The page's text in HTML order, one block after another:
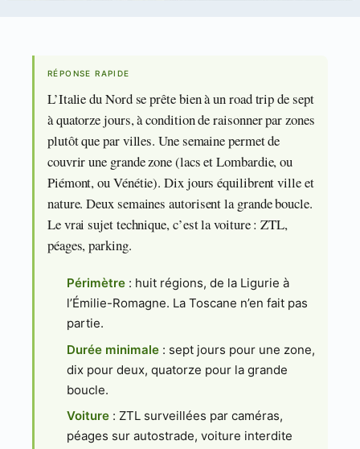
RÉPONSE RAPIDE
L’Italie du Nord se prête bien à un road trip de sept
à quatorze jours, à condition de raisonner par zones
plutôt que par villes. Une semaine permet de
couvrir une grande zone (lacs et Lombardie, ou
Piémont, ou Vénétie). Dix jours équilibrent ville et
nature. Deux semaines autorisent la grande boucle.
Le vrai sujet technique, c’est la voiture : ZTL,
péages, parking.
Périmètre : huit régions, de la Ligurie à
l’Émilie-Romagne. La Toscane n’en fait pas
partie.
Durée minimale : sept jours pour une zone,
dix pour deux, quatorze pour la grande
boucle.
Voiture : ZTL surveillées par caméras,
péages sur autostrade, voiture interdite